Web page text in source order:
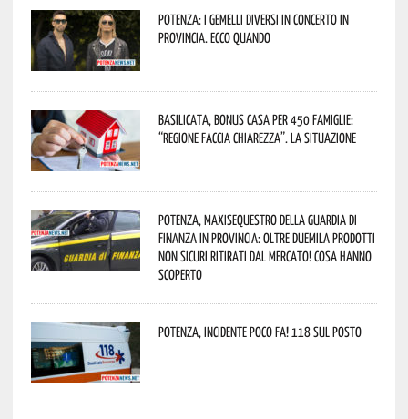
Potenza: i Gemelli DiVersi in concerto in
provincia. Ecco quando
Basilicata, Bonus casa per 450 famiglie:
“Regione faccia chiarezza”. La situazione
Potenza, maxisequestro della Guardia di
Finanza in provincia: oltre duemila prodotti
non sicuri ritirati dal mercato! Cosa hanno
scoperto
Potenza, incidente poco fa! 118 sul posto